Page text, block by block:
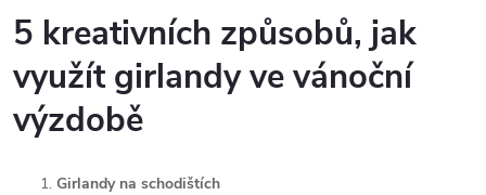
5 kreativních způsobů, jak
využít girlandy ve vánoční
výzdobě
Girlandy na schodištích